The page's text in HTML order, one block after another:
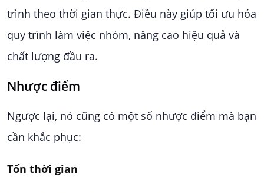
trình theo thời gian thực. Điều này giúp tối ưu hóa
quy trình làm việc nhóm, nâng cao hiệu quả và
chất lượng đầu ra.
Nhược điểm
Ngược lại, nó cũng có một số nhược điểm mà bạn
cần khắc phục:
Tốn thời gian